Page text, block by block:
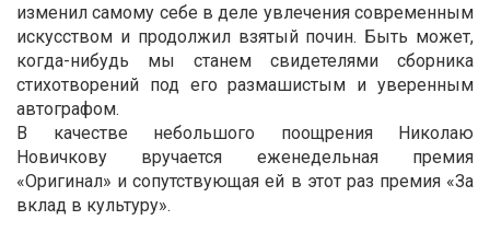
изменил самому себе в деле увлечения современным
искусством и продолжил взятый почин. Быть может,
когда-нибудь мы станем свидетелями сборника
стихотворений под его размашистым и уверенным
автографом.
В качестве небольшого поощрения Николаю
Новичкову вручается еженедельная премия
«Оригинал» и сопутствующая ей в этот раз премия «За
вклад в культуру».